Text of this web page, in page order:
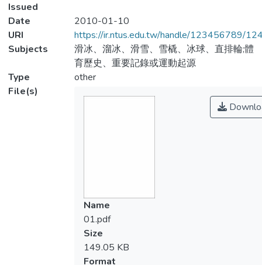
Issued
Date
2010-01-10
URI
https://ir.ntus.edu.tw/handle/123456789/
Subjects
滑冰、溜冰、滑雪、雪橇、冰球、直排輪;體
育歷史、重要記錄或運動起源
Type
other
File(s)
Name
01.pdf
Size
149.05 KB
Format